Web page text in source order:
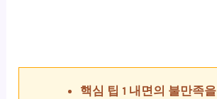
핵심 팁 1 내면의 불만족